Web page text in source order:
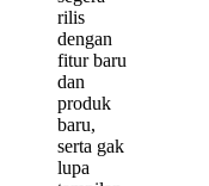
rilis
dengan
fitur baru
dan
produk
baru,
serta gak
lupa